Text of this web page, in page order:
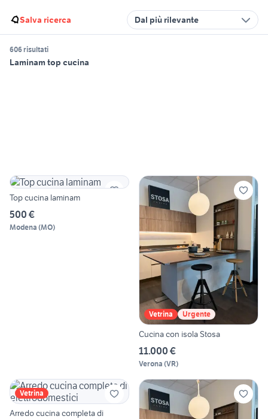
Salva ricerca Dal più rilevante
606 risultati
Laminam top cucina
Top cucina laminam
500 €
Modena (MO)
Vetrina Urgente
Cucina con isola Stosa
11.000 €
Verona (VR)
Vetrina
Arredo cucina completa di